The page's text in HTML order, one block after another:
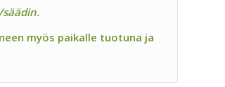
myös paikalle tuotuna ja